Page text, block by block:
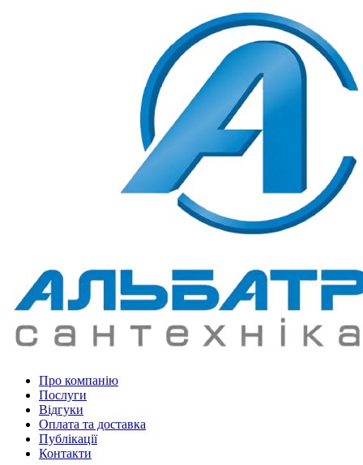
Про компанію
Послуги
Відгуки
Оплата та доставка
Публікації
Контакти